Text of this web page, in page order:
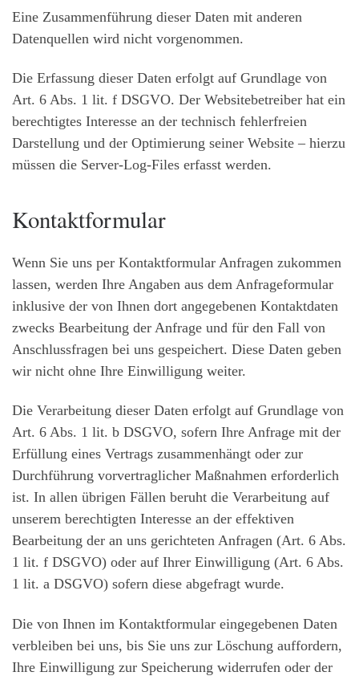
Eine Zusammenführung dieser Daten mit anderen
Datenquellen wird nicht vorgenommen.
Die Erfassung dieser Daten erfolgt auf Grundlage von
Art. 6 Abs. 1 lit. f DSGVO. Der Websitebetreiber hat ein
berechtigtes Interesse an der technisch fehlerfreien
Darstellung und der Optimierung seiner Website – hierzu
müssen die Server-Log-Files erfasst werden.
Kontaktformular
Wenn Sie uns per Kontaktformular Anfragen zukommen
lassen, werden Ihre Angaben aus dem Anfrageformular
inklusive der von Ihnen dort angegebenen Kontaktdaten
zwecks Bearbeitung der Anfrage und für den Fall von
Anschlussfragen bei uns gespeichert. Diese Daten geben
wir nicht ohne Ihre Einwilligung weiter.
Die Verarbeitung dieser Daten erfolgt auf Grundlage von
Art. 6 Abs. 1 lit. b DSGVO, sofern Ihre Anfrage mit der
Erfüllung eines Vertrags zusammenhängt oder zur
Durchführung vorvertraglicher Maßnahmen erforderlich
ist. In allen übrigen Fällen beruht die Verarbeitung auf
unserem berechtigten Interesse an der effektiven
Bearbeitung der an uns gerichteten Anfragen (Art. 6 Abs.
1 lit. f DSGVO) oder auf Ihrer Einwilligung (Art. 6 Abs.
1 lit. a DSGVO) sofern diese abgefragt wurde.
Die von Ihnen im Kontaktformular eingegebenen Daten
verbleiben bei uns, bis Sie uns zur Löschung auffordern,
Ihre Einwilligung zur Speicherung widerrufen oder der